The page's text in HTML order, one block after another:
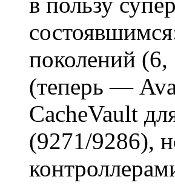
поколений
(теперь —
CacheVault
(9271/9286),